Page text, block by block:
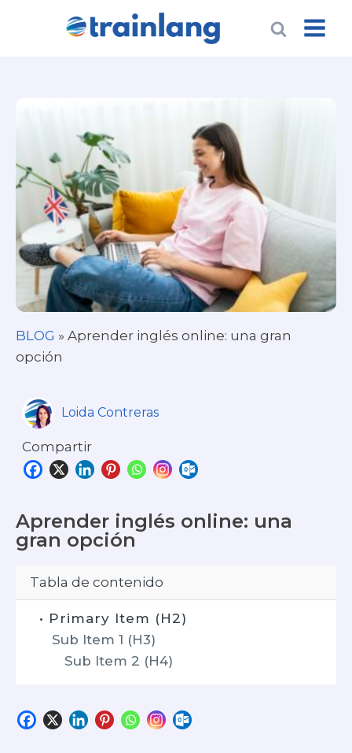
BLOG » Aprender inglés online: una gran
opción
Loida Contreras
Compartir
Aprender inglés online: una
gran opción
Tabla de contenido
• Primary Item (H2)
Sub Item 1 (H3)
Sub Item 2 (H4)